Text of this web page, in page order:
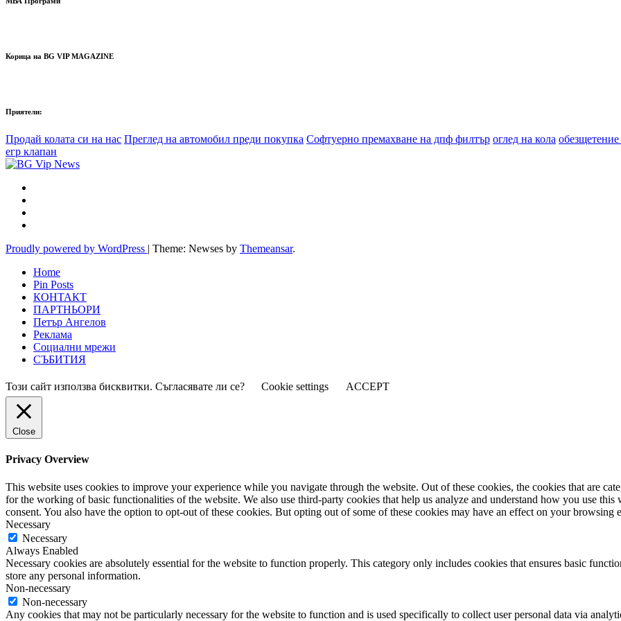
Корица на BG VIP MAGAZINE
Приятели:
Продай колата си на нас Преглед на автомобил преди покупка Софтуерно премахване на дпф филтър оглед на кола
егр клапан
Proudly powered by WordPress | Theme: Newses by Themeansar.
Home
Pin Posts
КОНТАКТ
ПАРТНЬОРИ
Петър Ангелов
Реклама
Социални мрежи
СЪБИТИЯ
Този сайт използва бисквитки. Съгласявате ли се? Cookie settings ACCEPT
Close
Privacy Overview
This website uses cookies to improve your experience while you navigate through the website. Out of these cookies, the cookies that are
for the working of basic functionalities of the website. We also use third-party cookies that help us analyze and understand how you use
consent. You also have the option to opt-out of these cookies. But opting out of some of these cookies may have an effect on your browsing
Necessary
Necessary
Always Enabled
Necessary cookies are absolutely essential for the website to function properly. This category only includes cookies that ensures basic
store any personal information.
Non-necessary
Non-necessary
Any cookies that may not be particularly necessary for the website to function and is used specifically to collect user personal data via